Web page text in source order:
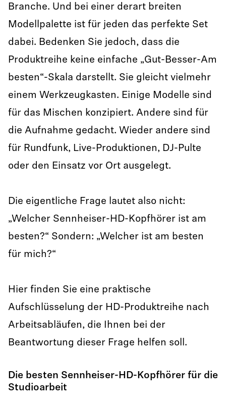
Branche. Und bei einer derart breiten
Modellpalette ist für jeden das perfekte Set
dabei. Bedenken Sie jedoch, dass die
Produktreihe keine einfache „Gut-Besser-Am
besten“-Skala darstellt. Sie gleicht vielmehr
einem Werkzeugkasten. Einige Modelle sind
für das Mischen konzipiert. Andere sind für
die Aufnahme gedacht. Wieder andere sind
für Rundfunk, Live-Produktionen, DJ-Pulte
oder den Einsatz vor Ort ausgelegt.
Die eigentliche Frage lautet also nicht:
„Welcher Sennheiser-HD-Kopfhörer ist am
besten?“ Sondern: „Welcher ist am besten
für mich?“
Hier finden Sie eine praktische
Aufschlüsselung der HD-Produktreihe nach
Arbeitsabläufen, die Ihnen bei der
Beantwortung dieser Frage helfen soll.
Die besten Sennheiser-HD-Kopfhörer für die
Studioarbeit